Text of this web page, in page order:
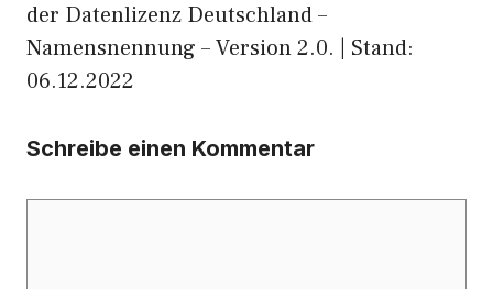
der Datenlizenz Deutschland –
Namensnennung – Version 2.0. | Stand:
06.12.2022
Schreibe einen Kommentar